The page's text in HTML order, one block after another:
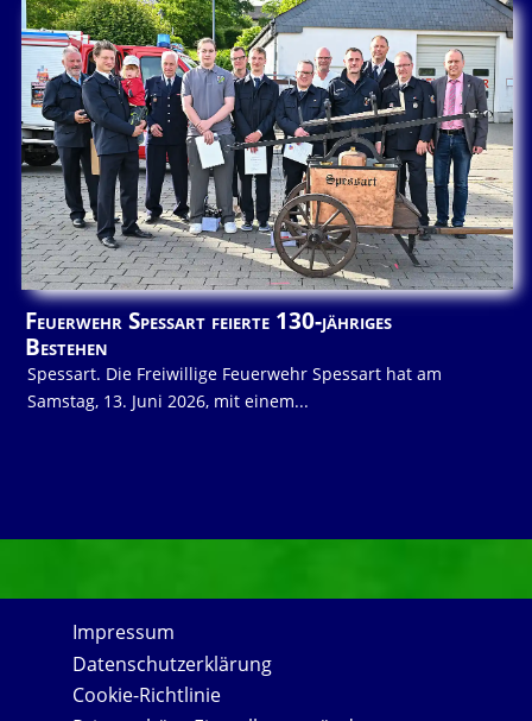
Feuerwehr Spessart feierte 130-jähriges
Bestehen
Spessart. Die Freiwillige Feuerwehr Spessart hat am
Samstag, 13. Juni 2026, mit einem...
Impressum
Datenschutzerklärung
Cookie-Richtlinie